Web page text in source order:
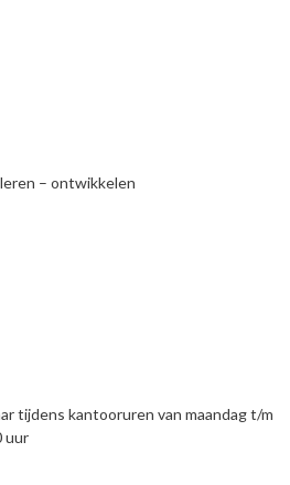
– ontwikkelen
tijdens kantooruren van maandag t/m
uur